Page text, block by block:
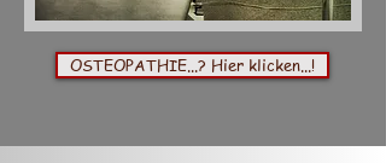
OSTEOPATHIE...? Hier klicken...!